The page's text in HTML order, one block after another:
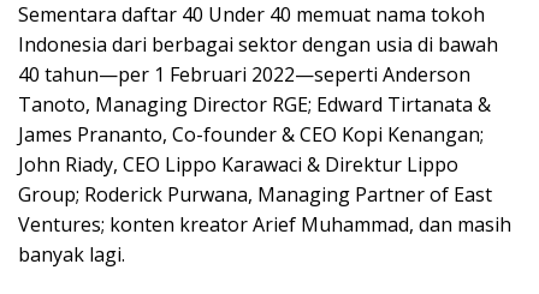
Sementara daftar 40 Under 40 memuat nama tokoh
Indonesia dari berbagai sektor dengan usia di bawah
40 tahun—per 1 Februari 2022—seperti Anderson
Tanoto, Managing Director RGE; Edward Tirtanata &
James Prananto, Co-founder & CEO Kopi Kenangan;
John Riady, CEO Lippo Karawaci & Direktur Lippo
Group; Roderick Purwana, Managing Partner of East
Ventures; konten kreator Arief Muhammad, dan masih
banyak lagi.